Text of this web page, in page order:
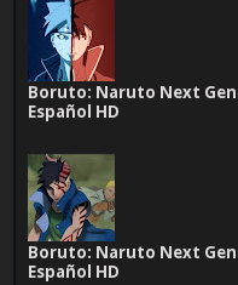
Boruto: Naruto Next
Español HD
Boruto: Naruto Next
Español HD